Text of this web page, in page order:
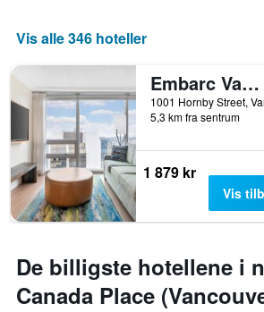
Vis alle 346 hoteller
Embarc Vancouver
5,3 km fra sentrum
1 879 kr
Vis
De billigste hotellene i
Canada Place